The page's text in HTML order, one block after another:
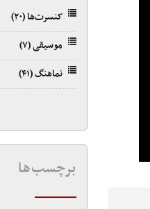
کنسرت‌ها(۲۰)
موسیقی(۷)
نماهنگ(۴۱)
برچسب‌ها